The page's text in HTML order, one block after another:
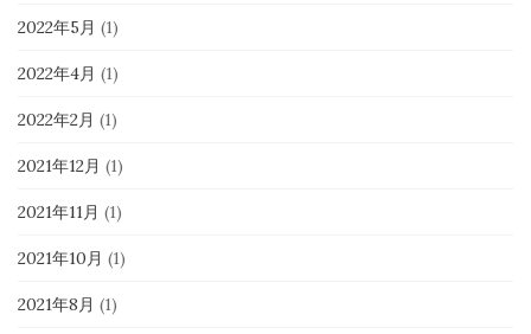
2022年5月 (1)
2022年4月 (1)
2022年2月 (1)
2021年12月 (1)
2021年11月 (1)
2021年10月 (1)
2021年8月 (1)